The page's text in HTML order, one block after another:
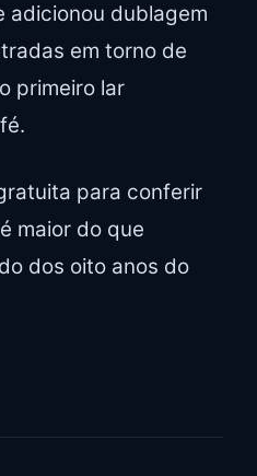
adicionou dublagem
em torno de
primeiro lar
para conferir
maior do que
dos oito anos do